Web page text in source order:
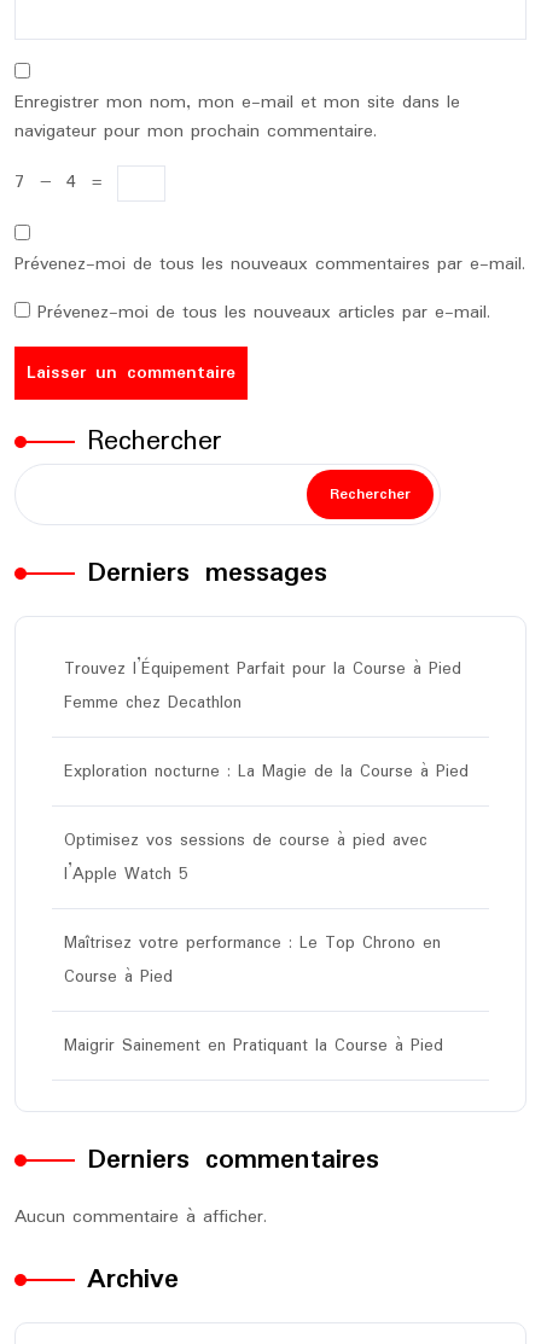
Enregistrer mon nom, mon e-mail et mon site dans le
navigateur pour mon prochain commentaire.
7 − 4 =
Prévenez-moi de tous les nouveaux commentaires par e-mail.
Prévenez-moi de tous les nouveaux articles par e-mail.
Rechercher
Rechercher
Derniers messages
Trouvez l’Équipement Parfait pour la Course à Pied
Femme chez Decathlon
Exploration nocturne : La Magie de la Course à Pied
Optimisez vos sessions de course à pied avec
l’Apple Watch 5
Maîtrisez votre performance : Le Top Chrono en
Course à Pied
Maigrir Sainement en Pratiquant la Course à Pied
Derniers commentaires
Aucun commentaire à afficher.
Archive